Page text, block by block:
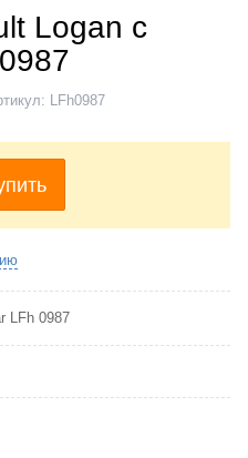
Logan c
LFh0987
LFh 0987